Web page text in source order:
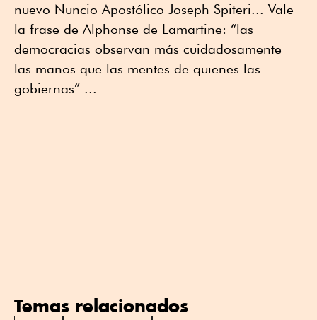
nuevo Nuncio Apostólico Joseph Spiteri... Vale
la frase de Alphonse de Lamartine: “las
democracias observan más cuidadosamente
las manos que las mentes de quienes las
gobiernas” ...
Temas relacionados